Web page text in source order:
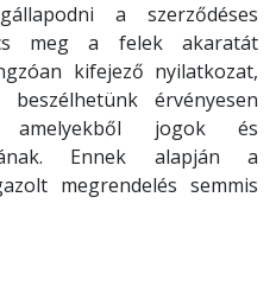
a szerződéses
meg a felek akaratát
kifejező nyilatkozat,
érvényesen
amelyekből jogok és
Ennek alapján a
megrendelés semmis